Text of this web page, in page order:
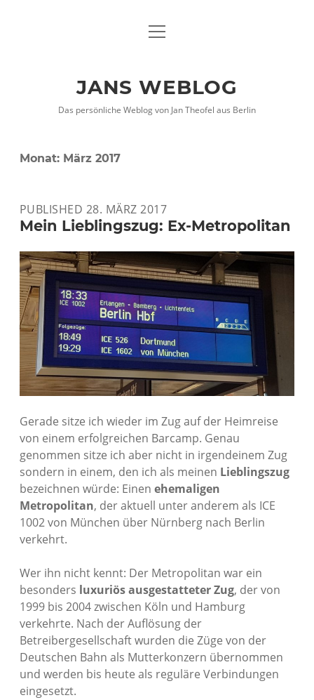
DATENSCHUTZHINWEISE
twitterfacebook
xing
Menü
JANS WEBLOG
Das persönliche Weblog von Jan Theofel aus Berlin
Monat: März 2017
PUBLISHED 28. MÄRZ 2017
Mein Lieblingszug: Ex-Metropolitan
Gerade sitze ich wieder im Zug auf der Heimreise
von einem erfolgreichen Barcamp. Genau
genommen sitze ich aber nicht in irgendeinem Zug
sondern in einem, den ich als meinen Lieblingszug
bezeichnen würde: Einen ehemaligen
Metropolitan, der aktuell unter anderem als ICE
1002 von München über Nürnberg nach Berlin
verkehrt.
Wer ihn nicht kennt: Der Metropolitan war ein
besonders luxuriös ausgestatteter Zug, der von
1999 bis 2004 zwischen Köln und Hamburg
verkehrte. Nach der Auflösung der
Betreibergesellschaft wurden die Züge von der
Deutschen Bahn als Mutterkonzern übernommen
und werden bis heute als reguläre Verbindungen
eingesetzt.